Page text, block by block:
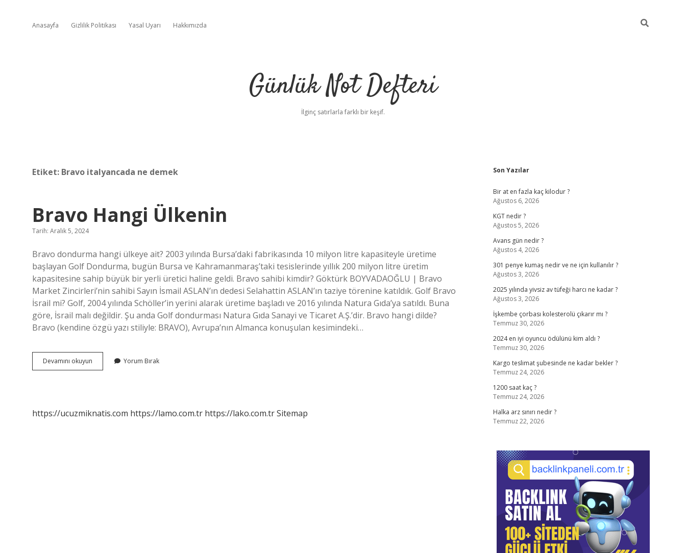
Anasayfa Gizlilik Politikası Yasal Uyarı Hakkımızda
Günlük Not Defteri
İlginç satırlarla farklı bir keşif.
Etiket: Bravo italyancada ne demek
Bravo Hangi Ülkenin
Tarih: Aralık 5, 2024
Bravo dondurma hangi ülkeye ait? 2003 yılında Bursa’daki fabrikasında 10 milyon litre kapasiteyle üretime
başlayan Golf Dondurma, bugün Bursa ve Kahramanmaraş’taki tesislerinde yıllık 200 milyon litre üretim
kapasitesine sahip büyük bir yerli üretici haline geldi. Bravo sahibi kimdir? Göktürk BOYVADAOĞLU | Bravo
Market Zincirleri’nin sahibi Sayın İsmail ASLAN’ın dedesi Selahattin ASLAN’ın taziye törenine katıldık. Golf Bravo
İsrail mi? Golf, 2004 yılında Schöller’in yerini alarak üretime başladı ve 2016 yılında Natura Gıda’ya satıldı. Buna
göre, İsrail malı değildir. Şu anda Golf dondurması Natura Gıda Sanayi ve Ticaret A.Ş.’dir. Bravo hangi dilde?
Bravo (kendine özgü yazı stiliyle: BRAVO), Avrupa’nın Almanca konuşulan kesimindeki…
Devamını okuyun
Hangi
Yorum Bırak
https://ucuzmiknatis.com https://lamo.com.tr https://lako.com.trSitemap
Sidebar
Son Yazılar
Bir at en fazla kaç kilodur ?
Ağustos 6, 2026
KGT nedir ?
Ağustos 5, 2026
Avans gün nedir ?
Ağustos 4, 2026
301 penye kumaş nedir ve ne için kullanılır ?
Ağustos 3, 2026
2025 yılında yivsiz av tüfeği harcı ne kadar ?
Ağustos 3, 2026
İşkembe çorbası kolesterolü çıkarır mı ?
Temmuz 30, 2026
2024 en iyi oyuncu ödülünü kim aldı ?
Temmuz 30, 2026
Kargo teslimat şubesinde ne kadar bekler ?
Temmuz 24, 2026
1200 saat kaç ?
Temmuz 24, 2026
Halka arz sınırı nedir ?
Temmuz 22, 2026